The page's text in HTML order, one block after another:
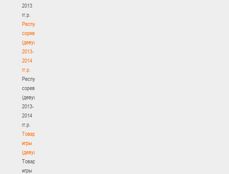
2013
гг.р.
Республиканские
соревнования
(девушки)
2013-
2014
гг.р.
Республиканские
соревнования
(девушки)
2013-
2014
гг.р.
Товарищеские
игры
(девушки)
Товарищеские
игры